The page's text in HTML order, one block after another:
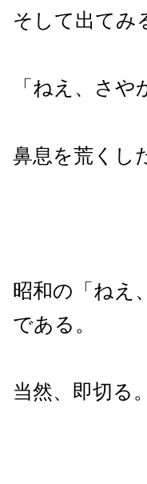
そして出てみ
「ねえ、さ
鼻息を荒くし
昭和の「ねえ
である。
当然、即切る。